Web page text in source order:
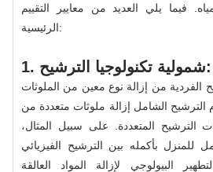
فيما يلي العديد من معايير التقييم
الرئيسية:
1. شمولية تكنولوجيا الترشيح:
الفردية من إزالة نوع معين من الملوثات
الشامل إزالة ملوثات متعددة من
الترشيح المتعددة. على سبيل المثال،
للمنزل بأكمله بين الترشيح الفيزيائي
البيولوجي لإزالة المواد العالقة